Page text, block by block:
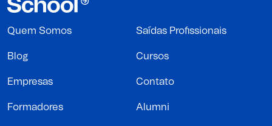
Quem Somos Saídas Profissionais
Blog Cursos
Empresas Contato
Formadores Alumni